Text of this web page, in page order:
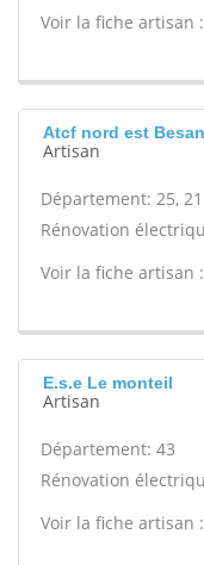
Voir la fiche artisan :
Atcf nord est
Artisan
Département: 25, 21
Rénovation
Voir la fiche artisan :
E.s.e Le monteil
Artisan
Département: 43
Rénovation
Voir la fiche artisan :